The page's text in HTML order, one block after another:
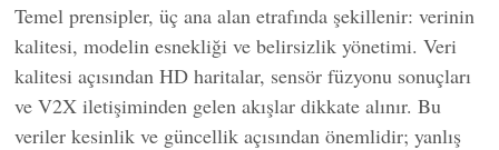
Temel prensipler, üç ana alan etrafında şekillenir: verinin
kalitesi, modelin esnekliği ve belirsizlik yönetimi. Veri
kalitesi açısından HD haritalar, sensör füzyonu sonuçları
ve V2X iletişiminden gelen akışlar dikkate alınır. Bu
veriler kesinlik ve güncellik açısından önemlidir; yanlış